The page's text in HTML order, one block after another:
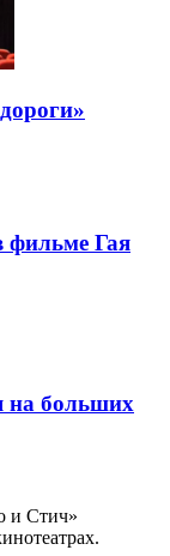
фильме Гая
на больших
и Стич»